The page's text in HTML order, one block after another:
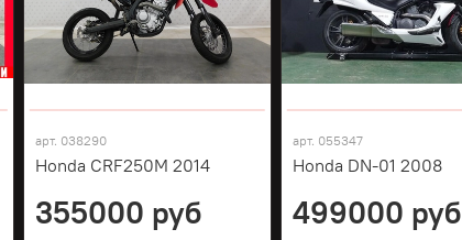
арт. 038290
Honda CRF250M 2014
355000 руб
арт. 055347
Honda DN-01 2008
499000 руб